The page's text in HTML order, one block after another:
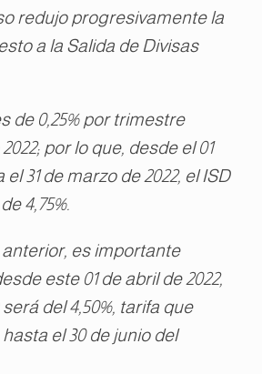
redujo progresivamente la
a la Salida de Divisas
de 0,25% por trimestre
por lo que, desde el 01
31 de marzo de 2022, el ISD
4,75%.
anterior, es importante
este 01 de abril de 2022,
del 4,50%, tarifa que
el 30 de junio del